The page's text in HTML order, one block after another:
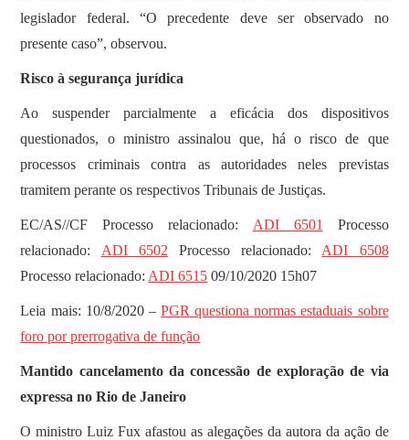
legislador federal. “O precedente deve ser observado no
presente caso”, observou.
Risco à segurança jurídica
Ao suspender parcialmente a eficácia dos dispositivos
questionados, o ministro assinalou que, há o risco de que
processos criminais contra as autoridades neles previstas
tramitem perante os respectivos Tribunais de Justiças.
EC/AS//CF Processo relacionado: ADI 6501
Processo
relacionado: ADI 6502 Processo relacionado: ADI 6508
Processo relacionado: ADI 6515 09/10/2020 15h07
Leia mais: 10/8/2020 – PGR questiona normas estaduais sobre
foro por prerrogativa de função
Mantido cancelamento da concessão de exploração de via
expressa no Rio de Janeiro
O ministro Luiz Fux afastou as alegações da autora da ação de